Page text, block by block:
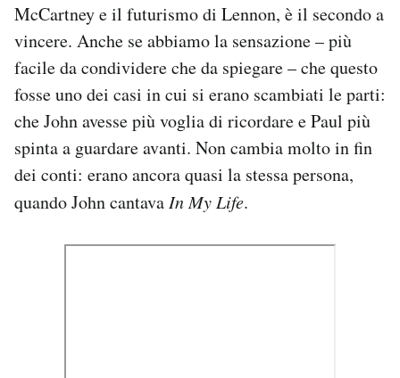
McCartney e il futurismo di Lennon, è il secondo a
vincere. Anche se abbiamo la sensazione – più
facile da condividere che da spiegare – che questo
fosse uno dei casi in cui si erano scambiati le parti:
che John avesse più voglia di ricordare e Paul più
spinta a guardare avanti. Non cambia molto in fin
dei conti: erano ancora quasi la stessa persona,
quando John cantava In My Life.